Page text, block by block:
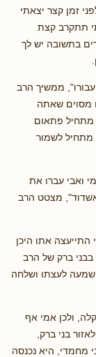
זמן קצר יצאתי
תתקרב קצת
בתשובה יש לך
ממשיך הרב
מסוים שאתה
מתחיל פתאום
לשמור
ואבי עברו את
מצטט הרב
התייעצה אתו היכן
ברק של הרב
שמעה לעצתו ושלחה
ולכן אמי אף
בני ברק,
מחמדי, היא נכנסה